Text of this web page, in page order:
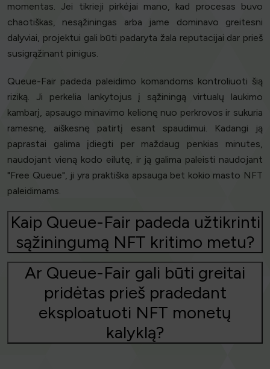
momentas. Jei tikrieji pirkėjai mano, kad procesas buvo
chaotiškas, nesąžiningas arba jame dominavo greitesni
dalyviai, projektui gali būti padaryta žala reputacijai dar prieš
susigrąžinant pinigus.
Queue-Fair padeda paleidimo komandoms kontroliuoti šią
riziką. Ji perkelia lankytojus į sąžiningą virtualų laukimo
kambarį, apsaugo minavimo kelionę nuo perkrovos ir sukuria
ramesnę, aiškesnę patirtį esant spaudimui. Kadangi ją
paprastai galima įdiegti per maždaug penkias minutes,
naudojant vieną kodo eilutę, ir ją galima paleisti naudojant
"Free Queue", ji yra praktiška apsauga bet kokio masto NFT
paleidimams.
Kaip Queue-Fair padeda užtikrinti
sąžiningumą NFT kritimo metu?
Ar Queue-Fair gali būti greitai
pridėtas prieš pradedant
eksploatuoti NFT monetų
kalyklą?